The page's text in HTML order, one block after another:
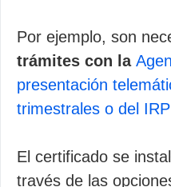
Por ejemplo, son
trámites con la
presentación
trimestrales o del
El certificado se
través de las